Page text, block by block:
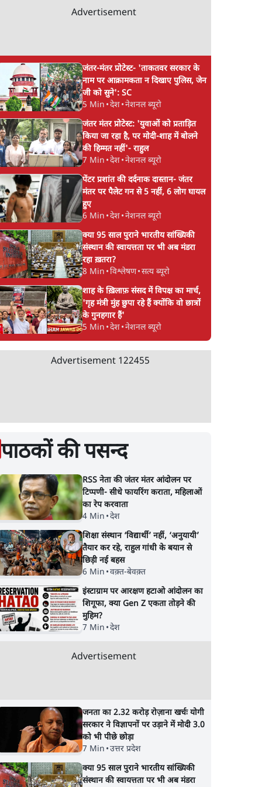
Advertisement
जंतर-मंतर प्रोटेस्ट- 'ताकतवर सरकार के
नाम पर आक्रामकता न दिखाए पुलिस, जेन
जी को सुने': SC
5 Min •देश•नेशनल ब्यूरो
जंतर मंतर प्रोटेस्ट: 'युवाओं को प्रताड़ित
किया जा रहा है, पर मोदी-शाह में बोलने
की हिम्मत नहीं'- राहुल
7 Min •देश•नेशनल ब्यूरो
पेंटर प्रशांत की दर्दनाक दास्तान- जंतर
मंतर पर पैलेट गन से 5 नहीं, 6 लोग घायल
हुए
6 Min •देश•नेशनल ब्यूरो
क्या 95 साल पुराने भारतीय सांख्यिकी
संस्थान की स्वायत्तता पर भी अब मंडरा
रहा ख़तरा?
8 Min •विश्लेषण•सत्य ब्यूरो
शाह के ख़िलाफ़ संसद में विपक्ष का मार्च,
'गृह मंत्री मुंह छुपा रहे हैं क्योंकि वो छात्रों
के गुनहगार हैं'
5 Min •देश•नेशनल ब्यूरो
Advertisement 122455
पाठकों की पसन्द
RSS नेता की जंतर मंतर आंदोलन पर
टिप्पणी- सीधे फायरिंग कराता, महिलाओं
का रेप करवाता
4 Min •देश
शिक्षा संस्थान ‘विद्यार्थी’ नहीं, ‘अनुयायी’
तैयार कर रहे, राहुल गांधी के बयान से
छिड़ी नई बहस
6 Min •वक़्त-बेवक़्त
इंस्टाग्राम पर आरक्षण हटाओ आंदोलन का
शिगूफा, क्या Gen Z एकता तोड़ने की
मुहिम?
7 Min •देश
Advertisement
जनता का 2.32 करोड़ रोज़ाना खर्चः योगी
सरकार ने विज्ञापनों पर उड़ाने में मोदी 3.0
को भी पीछे छोड़ा
7 Min •उत्तर प्रदेश
क्या 95 साल पुराने भारतीय सांख्यिकी
संस्थान की स्वायत्तता पर भी अब मंडरा